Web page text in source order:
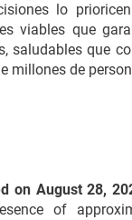
lo
viables que
saludables que
millones de
on August 28,
of